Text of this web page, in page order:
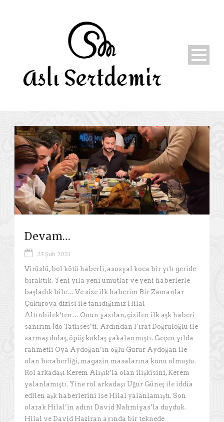
Devam…
23 Şub 2021
Virüslü, bol kötü haberli, asosyal koca bir yılı geride
bıraktık. Yeni yıla yeni umutlar ve yeni haberlerle
başladık bile… Ve size ilk haberim Bir Zamanlar
Çukurova dizisi ile tanıdığımız Hilal
Altınbilek’ten… Onun yazılan, çizilen ilk aşk haberi
sanırım İdo Tatlıses’ti. Ardından Fırat Doğruloğlu ile
sarmaş dolaş, öpüş koklaş yakalanmıştı. Geçen yılda
rahmetli Oya Aydoğan’ın oğlu Gurur Aydoğan ile
olan beraberliği, magazin masalarına konu olmuştu.
Rol arkadaşı Kerem Alışık’la olan ilişkisini, Kerem
yalanlamıştı. Yine rol arkadaşı Uğur Güneş ile iddia
edilen aşk haberlerini ise Hilal yalanlamıştı. Son
olarak Hilal’in adını David Nahmiyas’la duyduk.
Hilal ve David Haziran ayında bir teknede